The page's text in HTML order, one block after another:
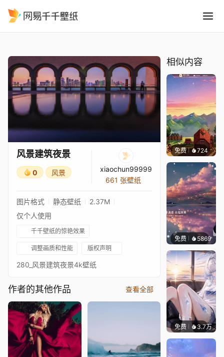
风景建筑夜景
0 风景
xiaochun99999
661 张壁纸
图片格式 静态壁纸
2.37M
仅个人使用
千千壁纸的惊艳效果
调整画质和性能 版权声明
280_风景建筑夜景4k壁纸
作者的其他作品 查看全部
相似内容
免费 724鲨鲨啊
免费 5869冰茶
免费 3.7万豆子